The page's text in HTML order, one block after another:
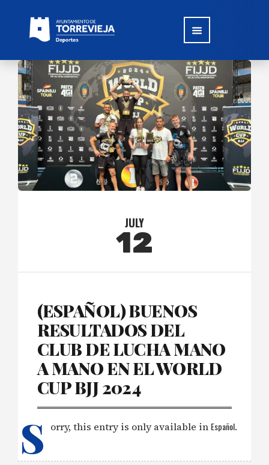
JULY
12
(ESPAÑOL) BUENOS
RESULTADOS DEL
CLUB DE LUCHA MANO
A MANO EN EL WORLD
CUP BJJ 2024
S orry, this entry is only available in Español.